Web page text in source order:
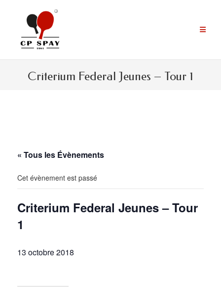
contenu
Criterium Federal Jeunes – Tour 1
« Tous les Évènements
Cet évènement est passé
Criterium Federal Jeunes – Tour
1
13 octobre 2018